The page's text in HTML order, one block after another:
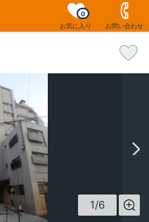
お気に入り
0
お問い合わせ
1/6